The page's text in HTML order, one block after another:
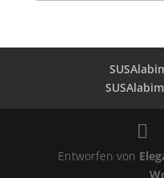
kategorien
Entworfen von